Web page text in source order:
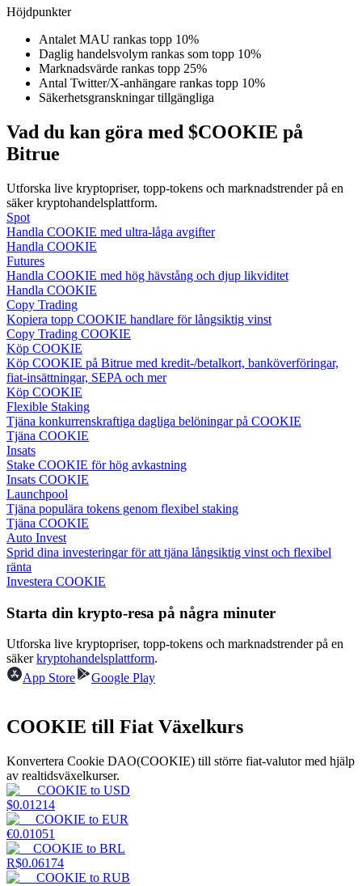
Guide
Handelsstrategier
Lär dig hur du håller dig lönsam
Tjäna
Höjdpunkter
Antalet MAU rankas topp 10%
Daglig handelsvolym rankas som topp 10%
Marknadsvärde rankas topp 25%
Antal Twitter/X-anhängare rankas topp 10%
Säkerhetsgranskningar tillgängliga
Vad du kan göra med $COOKIE på
Bitrue
Utforska live kryptopriser, topp-tokens och marknadstrender på en
säker kryptohandelsplattform.
Spot
Handla COOKIE med ultra-låga avgifter
Handla COOKIE
Futures
Handla COOKIE med hög hävstång och djup likviditet
Handla COOKIE
Copy Trading
Kopiera topp COOKIE handlare för långsiktig vinst
Copy Trading COOKIE
Köp COOKIE
Köp COOKIE på Bitrue med kredit-/betalkort, banköverföringar,
fiat-insättningar, SEPA och mer
Köp COOKIE
Flexible Staking
Tjäna konkurrenskraftiga dagliga belöningar på COOKIE
Tjäna COOKIE
Insats
Stake COOKIE för hög avkastning
Insats COOKIE
Launchpool
Tjäna populära tokens genom flexibel staking
Tjäna COOKIE
Auto Invest
Sprid dina investeringar för att tjäna långsiktig vinst och flexibel
ränta
Investera COOKIE
Starta din krypto-resa på några minuter
Utforska live kryptopriser, topp-tokens och marknadstrender på en
säkerkryptohandelsplattform.
App Store
Google Play
COOKIE till Fiat Växelkurs
Konvertera Cookie DAO(COOKIE) till större fiat-valutor med hjälp
av realtidsväxelkurser.
COOKIE to USD
$0.01214
COOKIE to EUR
€0.01051
COOKIE to BRL
R$0.06174
COOKIE to RUB